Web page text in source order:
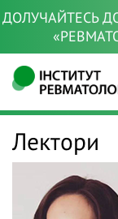
ДОЛУЧАЙТЕСЬ ДО
Лектори